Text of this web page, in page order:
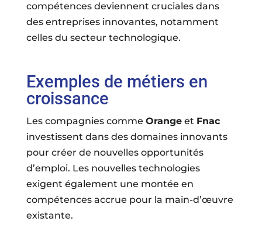
compétences deviennent cruciales dans
des entreprises innovantes, notamment
celles du secteur technologique.
Exemples de métiers en
croissance
Les compagnies comme Orangeet Fnac
investissent dans des domaines innovants
pour créer de nouvelles opportunités
d’emploi. Les nouvelles technologies
exigent également une montée en
compétences accrue pour la main-d’œuvre
existante.